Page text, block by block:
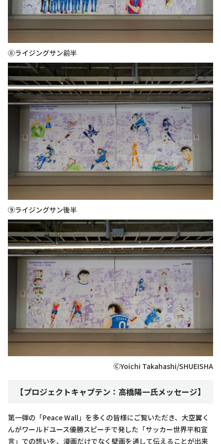
⑧ライジングサン前半
⑨ライジングサン後半
ⒸYoichi Takahashi/SHUEISHA
【プロジェクトキャプテン：高橋陽一氏メッセージ】
第一弾の「Peace Wall」を多くの皆様にご覧いただき、大空翼く
んがワールドユース優勝スピーチで発した「サッカー世界平和宣
言」での想いを、漫画だけでなく壁画を通して伝えることが出来